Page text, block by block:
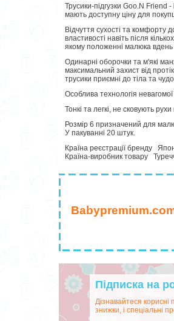
Трусики-підгузки Goo.N Friend -
мають доступну ціну для
Відчуття сухості та комфорту
властивості навіть після
якому положенні малюка вдень
Одинарні оборочки та м'які
максимальний захист від
трусики приємні до тіла та
Особлива технологія
Тонкі та легкі, не сковують
Розмір 6 призначений для
У пакуванні 20 штук.
Країна реєстрації бренду
Країна-виробник товару
Підписка на
Дізнавайтеся корисні
знижки, і спеціальні